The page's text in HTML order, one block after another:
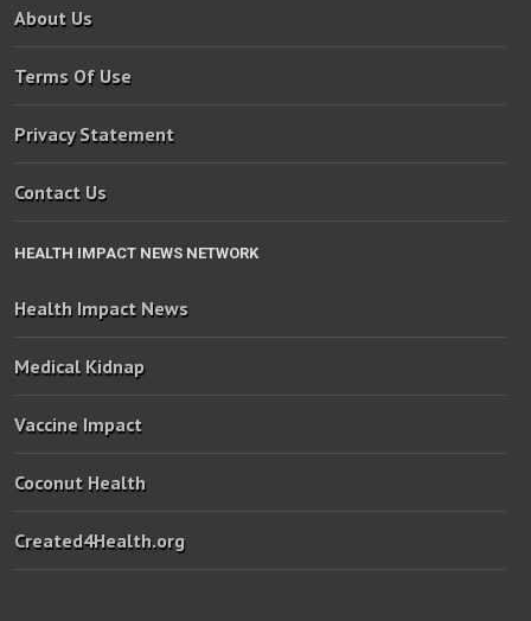
About Us
Terms Of Use
Privacy Statement
Contact Us
HEALTH IMPACT NEWS NETWORK
Health Impact News
Medical Kidnap
Vaccine Impact
Coconut Health
Created4Health.org